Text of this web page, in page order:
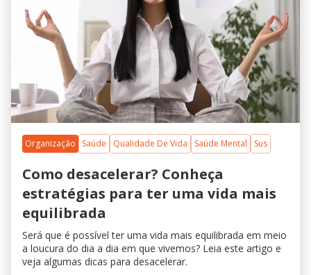
Organização Saúde Qualidade De Vida Saúde Mental Sus
Como desacelerar? Conheça
estratégias para ter uma vida mais
equilibrada
Será que é possível ter uma vida mais equilibrada em meio
a loucura do dia a dia em que vivemos? Leia este artigo e
veja algumas dicas para desacelerar.